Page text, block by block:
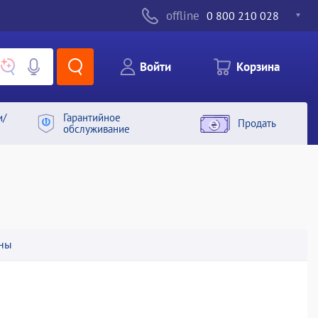
offline 0 800 210 028
Войти Корзина
Гарантийное
обслуживание
Продать